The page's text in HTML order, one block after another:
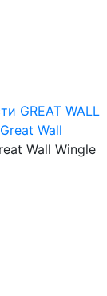
GREAT WALL
Wall
Wall Wingle